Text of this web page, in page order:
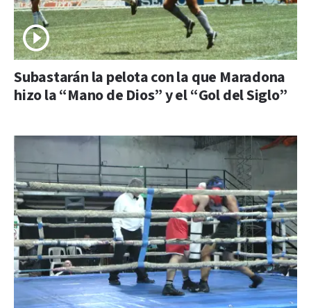
Subastarán la pelota con la que Maradona
hizo la “Mano de Dios” y el “Gol del Siglo”